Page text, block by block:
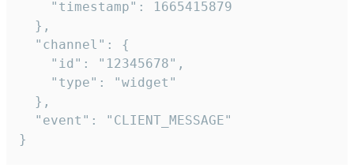
    "timestamp": 1665415879
  },
  "channel": {
    "id": "12345678",
    "type": "widget"
  },
  "event": "CLIENT_MESSAGE"
}